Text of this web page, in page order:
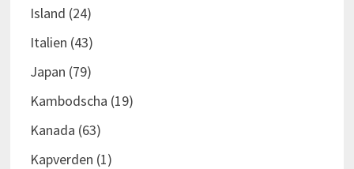
Island (24)
Italien (43)
Japan (79)
Kambodscha (19)
Kanada (63)
Kapverden (1)